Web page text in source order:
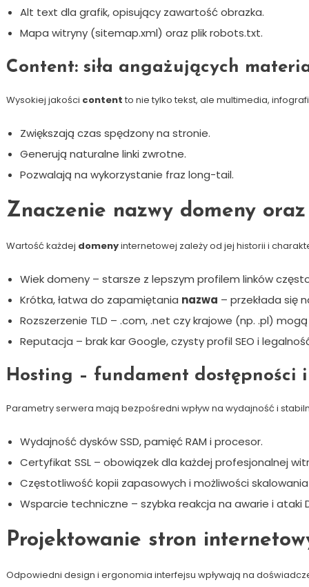
Alt text dla grafik, opisujący zawartość obrazka.
Mapa witryny (sitemap.xml) oraz plik robots.txt.
Content: siła angażujących
Wysokiej jakości content to nie tylko tekst, ale multimedia,
Zwiększają czas spędzony na stronie.
Generują naturalne linki zwrotne.
Pozwalają na wykorzystanie fraz long-tail.
Znaczenie nazwy domeny
Wartość każdej domenyinternetowej zależy od jej historii i
Wiek domeny – starsze z lepszym profilem linków
Krótka, łatwa do zapamiętania nazwa – przekłada się
Rozszerzenie TLD – .com, .net czy krajowe (np. .pl)
Reputacja – brak kar Google, czysty profil SEO i
Hosting – fundament dostępności
Parametry serwera mają bezpośredni wpływ na wydajność i
Wydajność dysków SSD, pamięć RAM i procesor.
Certyfikat SSL – obowiązek dla każdej profesjonalnej
Częstotliwość kopii zapasowych i możliwości
Wsparcie techniczne – szybka reakcja na awarie i ataki
Projektowanie stron
Odpowiedni design i ergonomia interfejsu wpływają na